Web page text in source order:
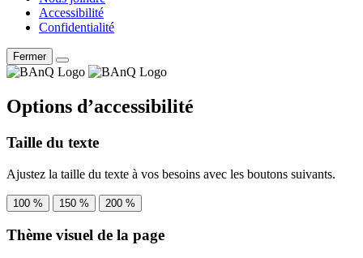
Accessibilité
Confidentialité
Fermer
Options d’accessibilité
Taille du texte
Ajustez la taille du texte à vos besoins avec les boutons suivants.
100 % 150 % 200 %
Thème visuel de la page